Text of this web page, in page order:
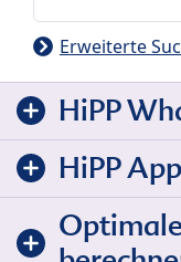
Erweiterte
HiPP
HiPP App